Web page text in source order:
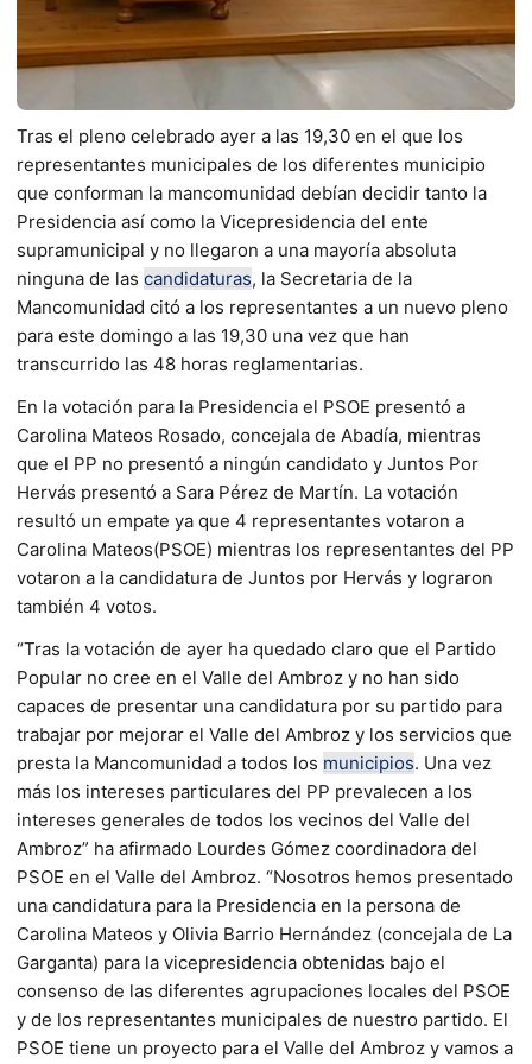
Tras el pleno celebrado ayer a las 19,30 en el que los
representantes municipales de los diferentes municipio
que conforman la mancomunidad debían decidir tanto la
Presidencia así como la Vicepresidencia del ente
supramunicipal y no llegaron a una mayoría absoluta
ninguna de las candidaturas, la Secretaria de la
Mancomunidad citó a los representantes a un nuevo pleno
para este domingo a las 19,30 una vez que han
transcurrido las 48 horas reglamentarias.
En la votación para la Presidencia el PSOE presentó a
Carolina Mateos Rosado, concejala de Abadía, mientras
que el PP no presentó a ningún candidato y Juntos Por
Hervás presentó a Sara Pérez de Martín. La votación
resultó un empate ya que 4 representantes votaron a
Carolina Mateos(PSOE) mientras los representantes del PP
votaron a la candidatura de Juntos por Hervás y lograron
también 4 votos.
“Tras la votación de ayer ha quedado claro que el Partido
Popular no cree en el Valle del Ambroz y no han sido
capaces de presentar una candidatura por su partido para
trabajar por mejorar el Valle del Ambroz y los servicios que
presta la Mancomunidad a todos los municipios. Una vez
más los intereses particulares del PP prevalecen a los
intereses generales de todos los vecinos del Valle del
Ambroz” ha afirmado Lourdes Gómez coordinadora del
PSOE en el Valle del Ambroz. “Nosotros hemos presentado
una candidatura para la Presidencia en la persona de
Carolina Mateos y Olivia Barrio Hernández (concejala de La
Garganta) para la vicepresidencia obtenidas bajo el
consenso de las diferentes agrupaciones locales del PSOE
y de los representantes municipales de nuestro partido. El
PSOE tiene un proyecto para el Valle del Ambroz y vamos a